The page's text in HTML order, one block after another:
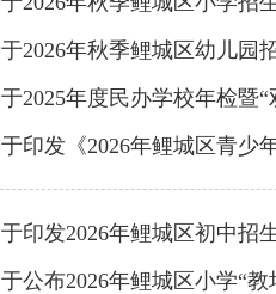
2026年秋季鲤城区幼儿园
2025年度民办学校年检暨
印发《2026年鲤城区青少
印发2026年鲤城区初中招
公布2026年鲤城区小学“